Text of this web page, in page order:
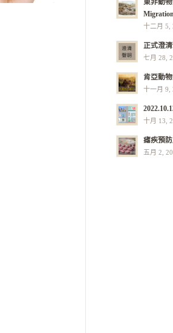
東非動
十二月 5,
正式澄
七月 28,
肯亞動
十一月 9,
十月 13,
瘧疾預
五月 2,